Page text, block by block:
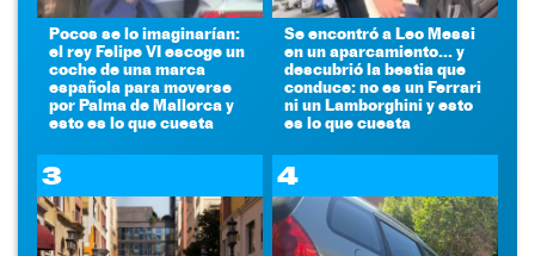
Pocos se lo imaginarían:
el rey Felipe VI escoge un
coche de una marca
española para moverse
por Palma de Mallorca y
esto es lo que cuesta
Se encontró a Leo Messi
en un aparcamiento... y
descubrió la bestia que
conduce: no es un Ferrari
ni un Lamborghini y esto
es lo que cuesta
3 4